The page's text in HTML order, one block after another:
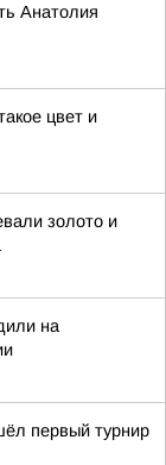
Анатолия
цвет и
золото и
на
первый турнир